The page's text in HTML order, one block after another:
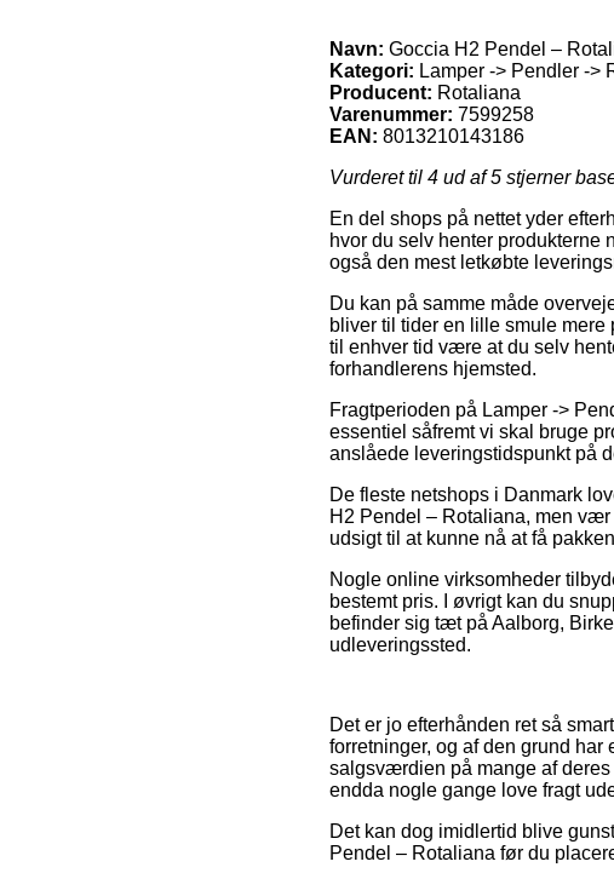
Navn: Goccia H2 Pendel –
Kategori: Lamper -> Pendler ->
Producent: Rotaliana
Varenummer: 7599258
EAN: 8013210143186
Vurderet til 4 ud af 5 stjerner
En del shops på nettet yder
hvor du selv henter
også den mest letkøbte
Du kan på samme måde
bliver til tider en lille smule
til enhver tid være at du selv
forhandlerens hjemsted.
Fragtperioden på Lamper ->
essentiel såfremt vi skal bruge
anslåede leveringstidspunkt på
De fleste netshops i Danmark
H2 Pendel – Rotaliana, men
udsigt til at kunne nå at få
Nogle online virksomheder
bestemt pris. I øvrigt kan du
befinder sig tæt på Aalborg,
udleveringssted.
Det er jo efterhånden ret så
forretninger, og af den grund
salgsværdien på mange af
endda nogle gange love fragt
Det kan dog imidlertid blive
Pendel – Rotaliana før du